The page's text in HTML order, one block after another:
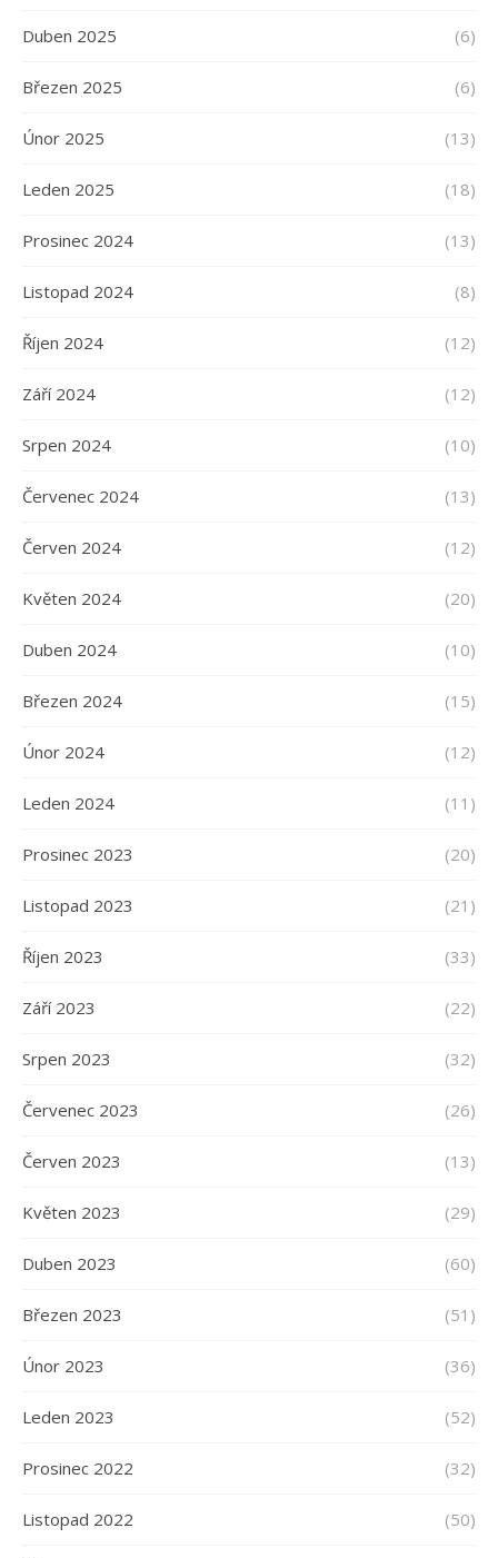
Duben 2025 (6)
Březen 2025 (6)
Únor 2025 (13)
Leden 2025 (18)
Prosinec 2024 (13)
Listopad 2024 (8)
Říjen 2024 (12)
Září 2024 (12)
Srpen 2024 (10)
Červenec 2024 (13)
Červen 2024 (12)
Květen 2024 (20)
Duben 2024 (10)
Březen 2024 (15)
Únor 2024 (12)
Leden 2024 (11)
Prosinec 2023 (20)
Listopad 2023 (21)
Říjen 2023 (33)
Září 2023 (22)
Srpen 2023 (32)
Červenec 2023 (26)
Červen 2023 (13)
Květen 2023 (29)
Duben 2023 (60)
Březen 2023 (51)
Únor 2023 (36)
Leden 2023 (52)
Prosinec 2022 (32)
Listopad 2022 (50)